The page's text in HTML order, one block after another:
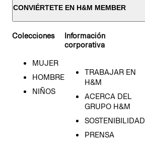
CONVIÉRTETE EN H&M MEMBER
Colecciones
MUJER
HOMBRE
NIÑOS
Información
corporativa
TRABAJAR EN
H&M
ACERCA DEL
GRUPO H&M
SOSTENIBILIDAD
PRENSA